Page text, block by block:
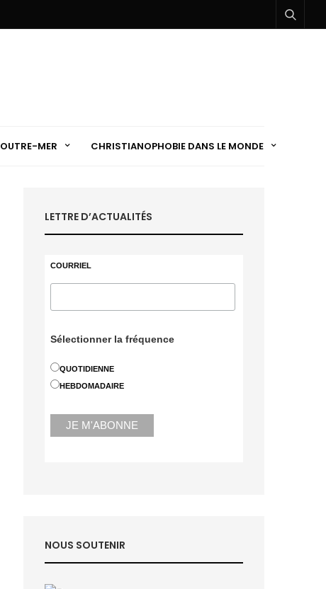
OUTRE-MER CHRISTIANOPHOBIE DANS LE MONDE
LETTRE D’ACTUALITÉS
COURRIEL
Sélectionner la fréquence
QUOTIDIENNE
HEBDOMADAIRE
NOUS SOUTENIR